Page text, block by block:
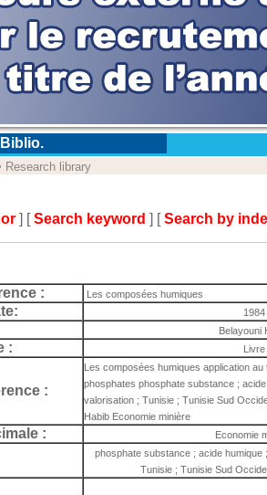
Research library
] [Search keyword ] [Search by
: Les composées humiques
1984
Belayouni
: Livre
:
Les composées humiques application au
phosphates phosphate substance ;
valorisation ; Tunisie ; Tunisie Sud
Habib Economie minière
: Economie
phosphate substance ; acide humique
Tunisie ; Tunisie Sud